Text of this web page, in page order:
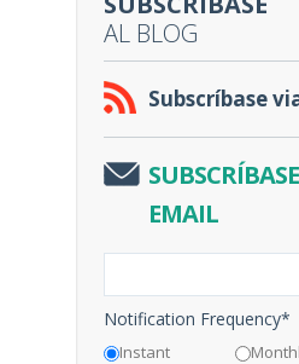
AL BLOG
Subscríbase
EMAIL
Notification Frequency*
Instant